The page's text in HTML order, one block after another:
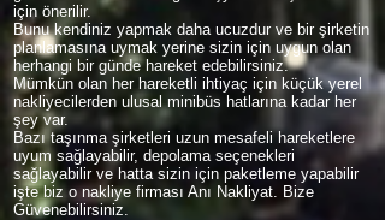
için önerilir.
Bunu kendiniz yapmak daha ucuzdur ve bir şirketin
planlamasına uymak yerine sizin için uygun olan
herhangi bir günde hareket edebilirsiniz.
Mümkün olan her hareketli ihtiyaç için küçük yerel
nakliyecilerden ulusal minibüs hatlarına kadar her
şey var.
Bazı taşınma şirketleri uzun mesafeli hareketlere
uyum sağlayabilir, depolama seçenekleri
sağlayabilir ve hatta sizin için paketleme yapabilir
işte biz o nakliye firması Anı Nakliyat. Bize
Güvenebilirsiniz.